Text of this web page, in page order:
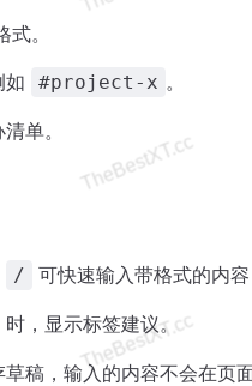
。
如
#project-x 。
单。
/ 可快速输入带格式的内容
时，显示标签建议。
稿，输入的内容不会在页